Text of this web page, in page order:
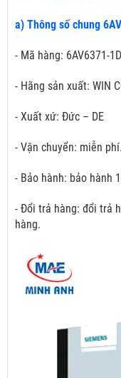
a) Thông số chung
- Mã hàng: 6AV6371-
- Hãng sản xuất: WIN
- Xuất xứ: Đức – DE
- Vận chuyển: miễn phí.
- Bảo hành: bảo hành
- Đổi trả hàng: đổi trả
hàng.